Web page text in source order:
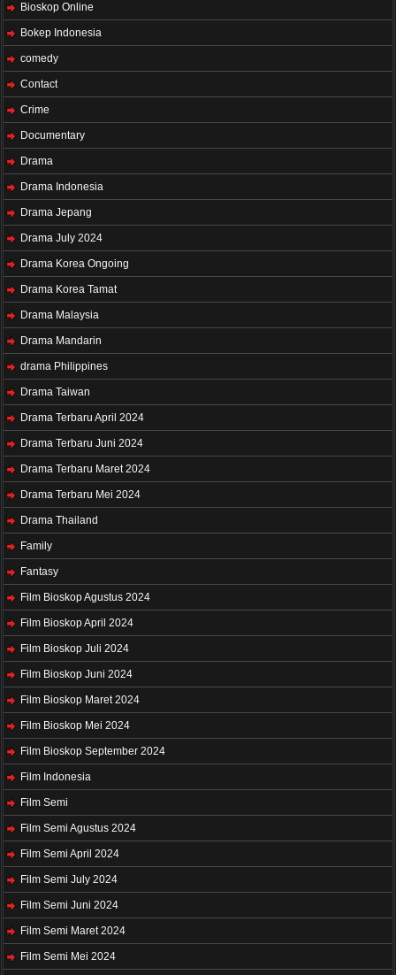
Bioskop Online
Bokep Indonesia
comedy
Contact
Crime
Documentary
Drama
Drama Indonesia
Drama Jepang
Drama July 2024
Drama Korea Ongoing
Drama Korea Tamat
Drama Malaysia
Drama Mandarin
drama Philippines
Drama Taiwan
Drama Terbaru April 2024
Drama Terbaru Juni 2024
Drama Terbaru Maret 2024
Drama Terbaru Mei 2024
Drama Thailand
Family
Fantasy
Film Bioskop Agustus 2024
Film Bioskop April 2024
Film Bioskop Juli 2024
Film Bioskop Juni 2024
Film Bioskop Maret 2024
Film Bioskop Mei 2024
Film Bioskop September 2024
Film Indonesia
Film Semi
Film Semi Agustus 2024
Film Semi April 2024
Film Semi July 2024
Film Semi Juni 2024
Film Semi Maret 2024
Film Semi Mei 2024